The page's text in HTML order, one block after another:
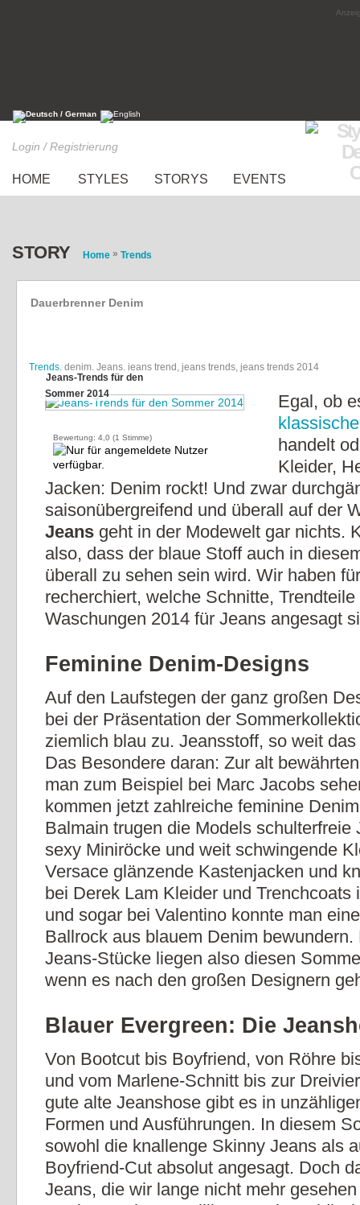
Login / Registrierung
HOME STYLES STORYS EVENTS
STORY Home » Trends
Dauerbrenner Denim
Trends, denim, Jeans, jeans trend, jeans trends, jeans trends 2014
Jeans-Trends für den
Sommer 2014
Bewertung: 4,0 (1 Stimme)
Egal, ob
handelt
Kleider,
Jacken: Denim rockt! Und zwar
saisonübergreifend und überall auf der
Jeans geht in der Modewelt gar nichts.
also, dass der blaue Stoff auch in
überall zu sehen sein wird. Wir haben
recherchiert, welche Schnitte, Trendteile
Waschungen 2014 für Jeans angesagt
Feminine Denim-Designs
Auf den Laufstegen der ganz großen
bei der Präsentation der
ziemlich blau zu. Jeansstoff, so weit
Das Besondere daran: Zur alt
man zum Beispiel bei Marc Jacobs
kommen jetzt zahlreiche feminine
Balmain trugen die Models schulterfreie
sexy Miniröcke und weit schwingende
Versace glänzende Kastenjacken und
bei Derek Lam Kleider und Trenchcoats
und sogar bei Valentino konnte man
Ballrock aus blauem Denim bewundern.
Jeans-Stücke liegen also diesen
wenn es nach den großen Designern
Blauer Evergreen: Die
Von Bootcut bis Boyfriend, von Röhre
und vom Marlene-Schnitt bis zur
gute alte Jeanshose gibt es in
Formen und Ausführungen. In diesem
sowohl die knallenge Skinny Jeans als
Boyfriend-Cut absolut angesagt. Doch
Jeans, die wir lange nicht mehr